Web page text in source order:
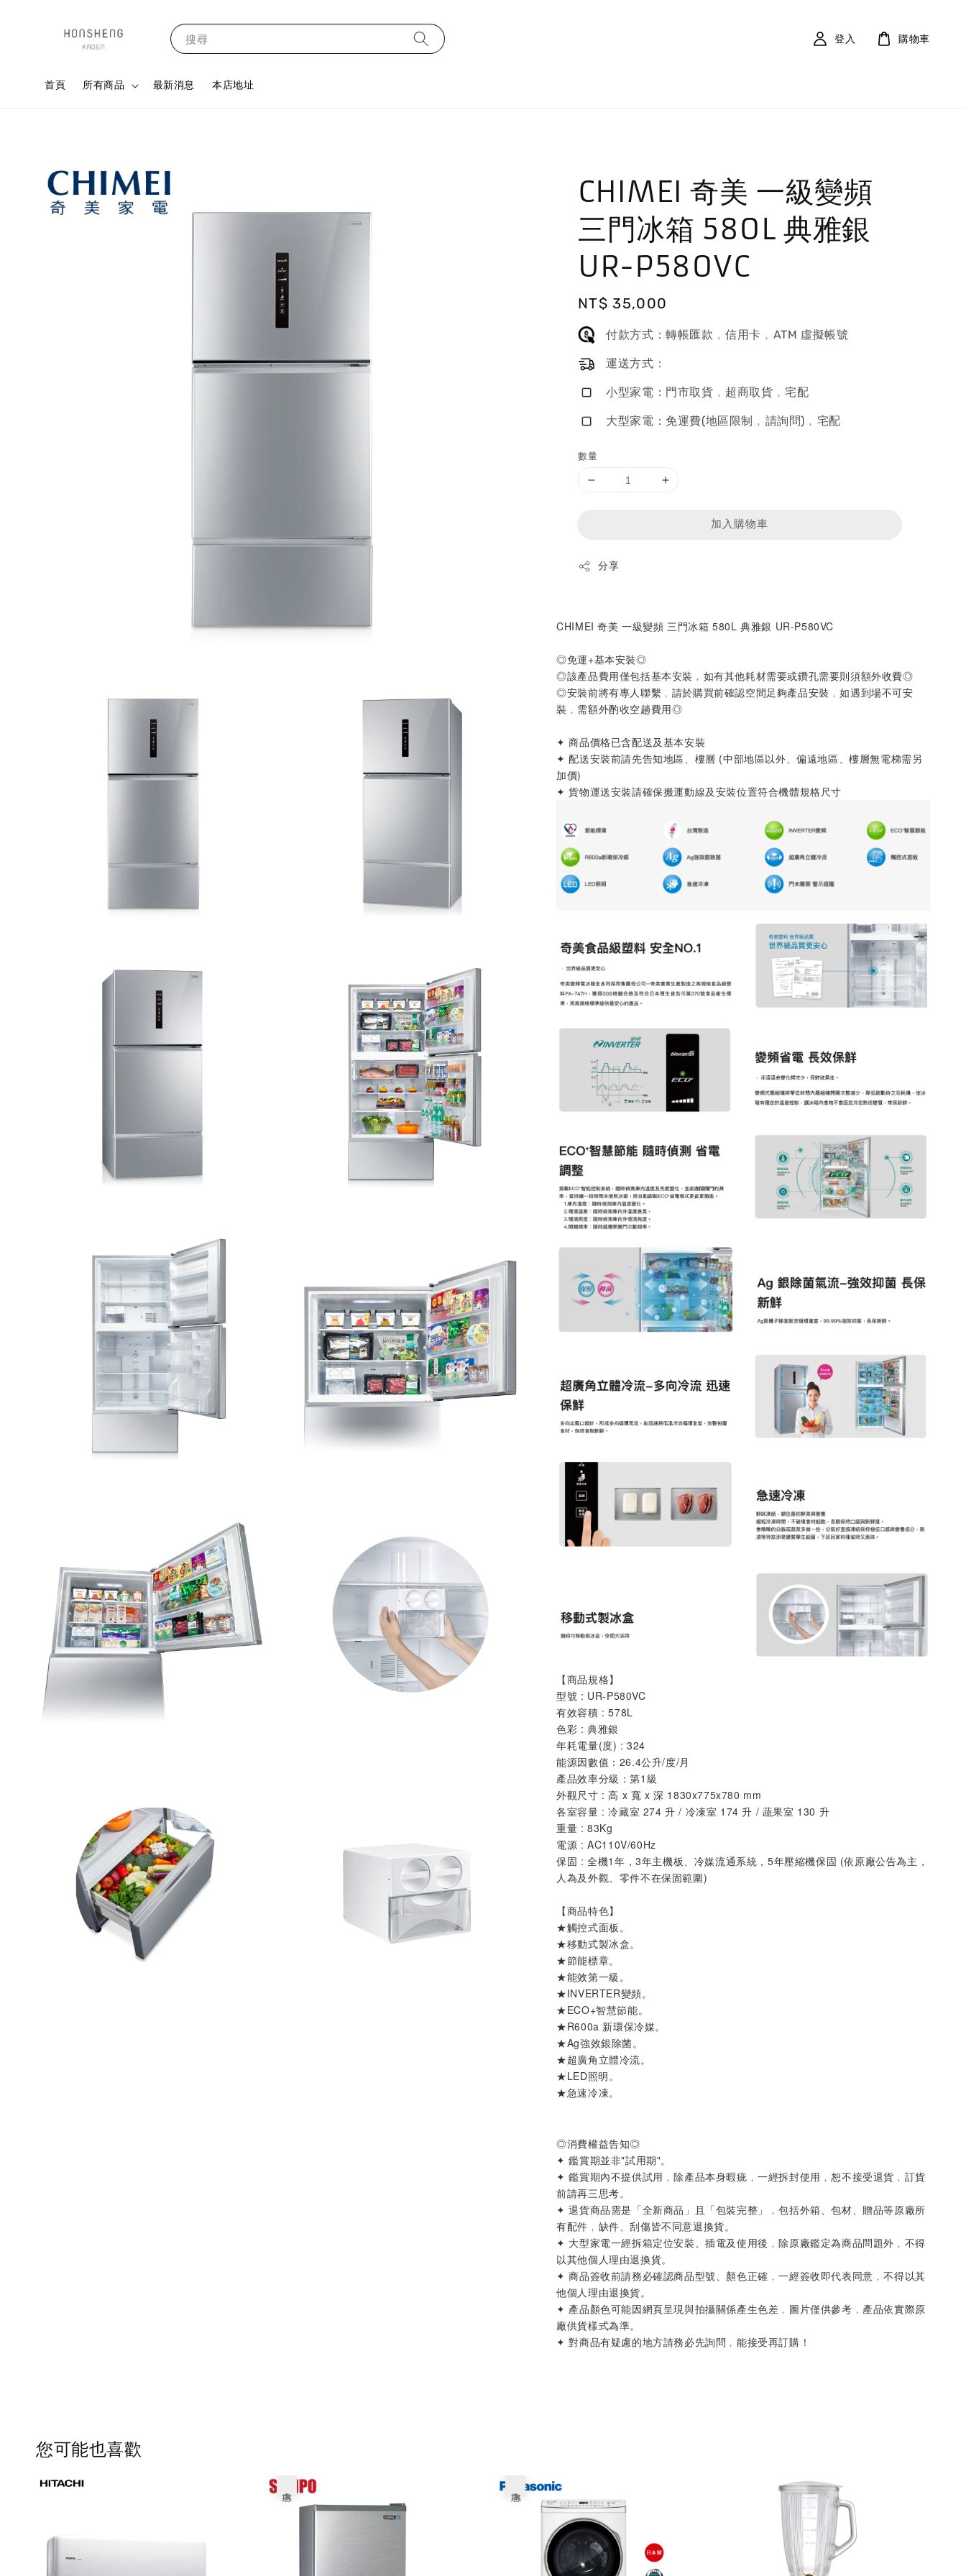
搜尋
首頁 所有商品 最新消息 本店地址
登入 購物車
CHIMEI 奇美 一級變頻
三門冰箱 580L 典雅銀
UR-P580VC
Regular
price
NT$ 35,000
付款方式：轉帳匯款﹐信用卡﹐ATM 虛擬帳號
運送方式：
小型家電：門市取貨﹐超商取貨﹐宅配
大型家電：免運費(地區限制﹐請詢問)﹐宅配
數量
加入購物車
分享
CHIMEI 奇美 一級變頻 三門冰箱 580L 典雅銀 UR-P580VC
◎免運+基本安裝◎
◎該產品費用僅包括基本安裝﹐如有其他耗材需要或鑽孔需要則須額外收費◎
◎安裝前將有專人聯繫﹐請於購買前確認空間足夠產品安裝﹐如遇到場不可安
裝﹐需額外酌收空趟費用◎
✦ 商品價格已含配送及基本安裝
✦ 配送安裝前請先告知地區、樓層 (中部地區以外、偏遠地區、樓層無電梯需另
加價)
✦ 貨物運送安裝請確保搬運動線及安裝位置符合機體規格尺寸
【商品規格】
型號 : UR-P580VC
有效容積 : 578L
色彩 : 典雅銀
年耗電量(度) : 324
能源因數值：26.4公升/度/月
產品效率分級：第1級
外觀尺寸 : 高 x 寬 x 深 1830x775x780 mm
各室容量 : 冷藏室 274 升 / 冷凍室 174 升 / 蔬果室 130 升
重量 : 83Kg
電源 : AC110V/60Hz
保固 : 全機1年，3年主機板、冷媒流通系統，5年壓縮機保固 (依原廠公告為主，
人為及外觀、零件不在保固範圍)
【商品特色】
★觸控式面板 。
★移動式製冰盒。
★節能標章。
★能效第一級。
★INVERTER變頻。
★ECO+智慧節能。
★R600a 新環保冷媒。
★Ag強效銀除菌。
★超廣角立體冷流。
★LED照明。
★急速冷凍。
◎消費權益告知◎
✦ 鑑賞期並非"試用期"。
✦ 鑑賞期內不提供試用﹐除產品本身暇疵﹐一經拆封使用﹐恕不接受退貨﹐訂貨
前請再三思考。
✦ 退貨商品需是「全新商品」且「包裝完整」﹐包括外箱、包材、贈品等原廠所
有配件﹐缺件、刮傷皆不同意退換貨。
✦ 大型家電一經拆箱定位安裝、插電及使用後﹐除原廠鑑定為商品問題外﹐不得
以其他個人理由退換貨。
✦ 商品簽收前請務必確認商品型號、顏色正確﹐一經簽收即代表同意﹐不得以其
他個人理由退換貨。
✦ 產品顏色可能因網頁呈現與拍攝關係產生色差﹐圖片僅供參考﹐產品依實際原
廠供貨樣式為準。
✦ 對商品有疑慮的地方請務必先詢問﹐能接受再訂購！
您可能也喜歡